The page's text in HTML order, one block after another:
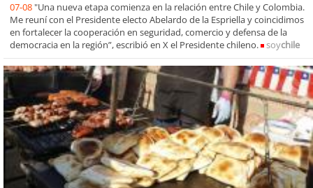
07-08 "Una nueva etapa comienza en la relación entre Chile y Colombia.
Me reuní con el Presidente electo Abelardo de la Espriella y coincidimos
en fortalecer la cooperación en seguridad, comercio y defensa de la
democracia en la región”, escribió en X el Presidente chileno.
soychile